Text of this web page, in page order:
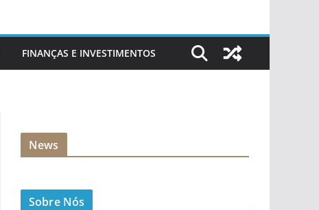
FINANÇAS E INVESTIMENTOS
News
Sobre Nós